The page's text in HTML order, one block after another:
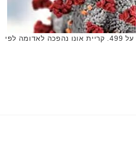
עליה בתחלואה בקורונה ביישובי בקעת אונו. מספר החולים הפעילים ביום ראשון עמד על 220 והיום עומד על 499. קריית אונו נהפכה לאדומה לפי